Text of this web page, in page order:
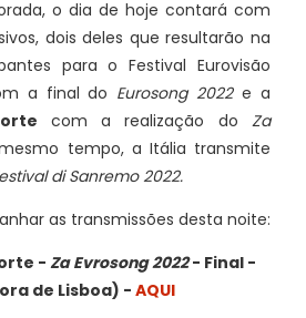
o dia de hoje contará com
dois deles que resultarão na
para o Festival Eurovisão
a final do Eurosong 2022e a
com a realização doZa
tempo, a Itália transmite
di Sanremo 2022.
as transmissões desta noite:
- Za Evrosong2022- Final -
de Lisboa) - AQUI